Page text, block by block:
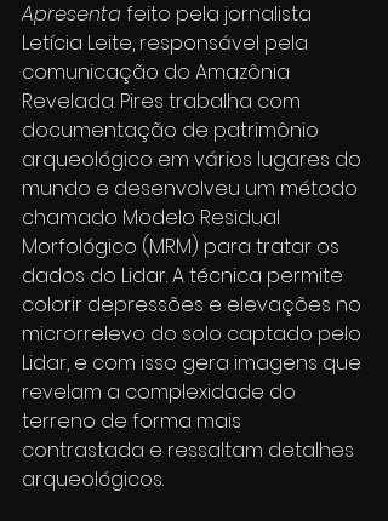
Apresenta feito pela jornalista
Letícia Leite, responsável pela
comunicação do Amazônia
Revelada. Pires trabalha com
documentação de patrimônio
arqueológico em vários lugares do
mundo e desenvolveu um método
chamado Modelo Residual
Morfológico (MRM) para tratar os
dados do Lidar. A técnica permite
colorir depressões e elevações no
microrrelevo do solo captado pelo
Lidar, e com isso gera imagens que
revelam a complexidade do
terreno de forma mais
contrastada e ressaltam detalhes
arqueológicos.